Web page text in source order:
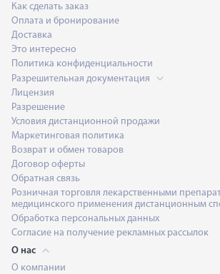
Как сделать заказ
Оплата и бронирование
Доставка
Это интересно
Политика конфиденциальности
Разрешительная документация
Лицензия
Разрешение
Условия дистанционной продажи
Маркетинговая политика
Возврат и обмен товаров
Договор оферты
Обратная связь
Розничная торговля лекарственными
медицинского применения дистанционным
Обработка персональных данных
Согласие на получение рекламных рассылок
О нас
О компании